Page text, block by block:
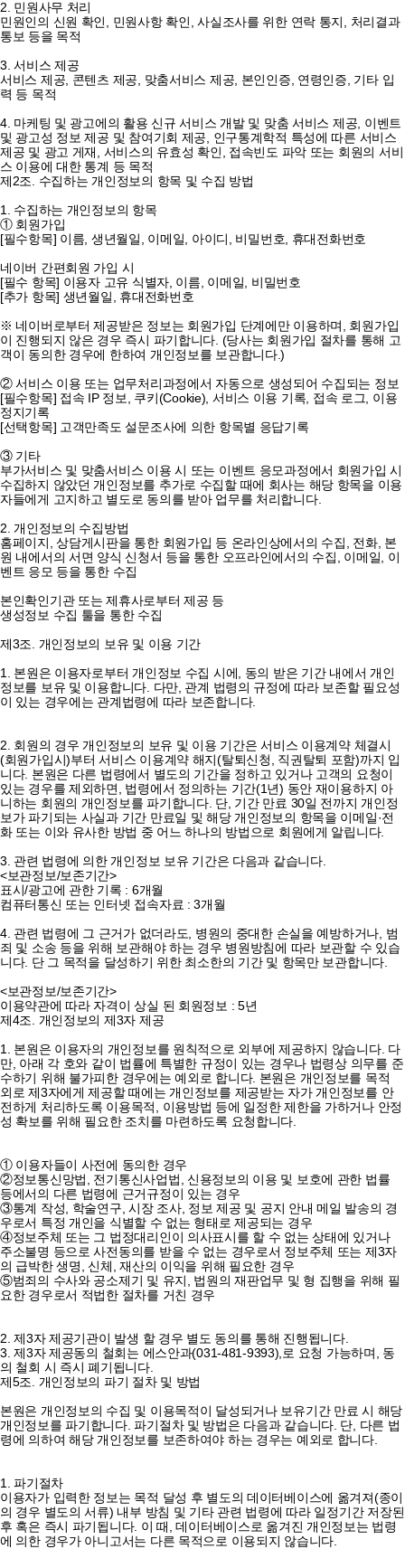
2. 민원사무 처리
민원인의 신원 확인, 민원사항 확인, 사실조사를 위한 연락 통지, 처리결과
통보 등을 목적
3. 서비스 제공
서비스 제공, 콘텐츠 제공, 맞춤서비스 제공, 본인인증, 연령인증, 기타 입
력 등 목적
4. 마케팅 및 광고에의 활용 신규 서비스 개발 및 맞춤 서비스 제공, 이벤트
및 광고성 정보 제공 및 참여기회 제공, 인구통계학적 특성에 따른 서비스
제공 및 광고 게재, 서비스의 유효성 확인, 접속빈도 파악 또는 회원의 서비
스 이용에 대한 통계 등 목적
제2조. 수집하는 개인정보의 항목 및 수집 방법
1. 수집하는 개인정보의 항목
① 회원가입
[필수항목] 이름, 생년월일, 이메일, 아이디, 비밀번호, 휴대전화번호
네이버 간편회원 가입 시
[필수 항목] 이용자 고유 식별자, 이름, 이메일, 비밀번호
[추가 항목] 생년월일, 휴대전화번호
※ 네이버로부터 제공받은 정보는 회원가입 단계에만 이용하며, 회원가입
이 진행되지 않은 경우 즉시 파기합니다. (당사는 회원가입 절차를 통해 고
객이 동의한 경우에 한하여 개인정보를 보관합니다.)
② 서비스 이용 또는 업무처리과정에서 자동으로 생성되어 수집되는 정보
[필수항목] 접속 IP 정보, 쿠키(Cookie), 서비스 이용 기록, 접속 로그, 이용
정지기록
[선택항목] 고객만족도 설문조사에 의한 항목별 응답기록
③ 기타
부가서비스 및 맞춤서비스 이용 시 또는 이벤트 응모과정에서 회원가입 시
수집하지 않았던 개인정보를 추가로 수집할 때에 회사는 해당 항목을 이용
자들에게 고지하고 별도로 동의를 받아 업무를 처리합니다.
2. 개인정보의 수집방법
홈페이지, 상담게시판을 통한 회원가입 등 온라인상에서의 수집, 전화, 본
원 내에서의 서면 양식 신청서 등을 통한 오프라인에서의 수집, 이메일, 이
벤트 응모 등을 통한 수집
본인확인기관 또는 제휴사로부터 제공 등
생성정보 수집 툴을 통한 수집
제3조. 개인정보의 보유 및 이용 기간
1. 본원은 이용자로부터 개인정보 수집 시에, 동의 받은 기간 내에서 개인
정보를 보유 및 이용합니다. 다만, 관계 법령의 규정에 따라 보존할 필요성
이 있는 경우에는 관계법령에 따라 보존합니다.
2. 회원의 경우 개인정보의 보유 및 이용 기간은 서비스 이용계약 체결시
(회원가입시)부터 서비스 이용계약 해지(탈퇴신청, 직권탈퇴 포함)까지 입
니다. 본원은 다른 법령에서 별도의 기간을 정하고 있거나 고객의 요청이
있는 경우를 제외하면, 법령에서 정의하는 기간(1년) 동안 재이용하지 아
니하는 회원의 개인정보를 파기합니다. 단, 기간 만료 30일 전까지 개인정
보가 파기되는 사실과 기간 만료일 및 해당 개인정보의 항목을 이메일·전
화 또는 이와 유사한 방법 중 어느 하나의 방법으로 회원에게 알립니다.
3. 관련 법령에 의한 개인정보 보유 기간은 다음과 같습니다.
<보관정보/보존기간>
표시/광고에 관한 기록 : 6개월
컴퓨터통신 또는 인터넷 접속자료 : 3개월
4. 관련 법령에 그 근거가 없더라도, 병원의 중대한 손실을 예방하거나, 범
죄 및 소송 등을 위해 보관해야 하는 경우 병원방침에 따라 보관할 수 있습
니다. 단 그 목적을 달성하기 위한 최소한의 기간 및 항목만 보관합니다.
<보관정보/보존기간>
이용약관에 따라 자격이 상실 된 회원정보 : 5년
제4조. 개인정보의 제3자 제공
1. 본원은 이용자의 개인정보를 원칙적으로 외부에 제공하지 않습니다. 다
만, 아래 각 호와 같이 법률에 특별한 규정이 있는 경우나 법령상 의무를 준
수하기 위해 불가피한 경우에는 예외로 합니다. 본원은 개인정보를 목적
외로 제3자에게 제공할 때에는 개인정보를 제공받는 자가 개인정보를 안
전하게 처리하도록 이용목적, 이용방법 등에 일정한 제한을 가하거나 안정
성 확보를 위해 필요한 조치를 마련하도록 요청합니다.
① 이용자들이 사전에 동의한 경우
②정보통신망법, 전기통신사업법, 신용정보의 이용 및 보호에 관한 법률
등에서의 다른 법령에 근거규정이 있는 경우
③통계 작성, 학술연구, 시장 조사, 정보 제공 및 공지 안내 메일 발송의 경
우로서 특정 개인을 식별할 수 없는 형태로 제공되는 경우
④정보주체 또는 그 법정대리인이 의사표시를 할 수 없는 상태에 있거나
주소불명 등으로 사전동의를 받을 수 없는 경우로서 정보주체 또는 제3자
의 급박한 생명, 신체, 재산의 이익을 위해 필요한 경우
⑤범죄의 수사와 공소제기 및 유지, 법원의 재판업무 및 형 집행을 위해 필
요한 경우로서 적법한 절차를 거친 경우
2. 제3자 제공기관이 발생 할 경우 별도 동의를 통해 진행됩니다.
3. 제3자 제공동의 철회는 에스안과(031-481-9393),로 요청 가능하며, 동
의 철회 시 즉시 폐기됩니다.
제5조. 개인정보의 파기 절차 및 방법
본원은 개인정보의 수집 및 이용목적이 달성되거나 보유기간 만료 시 해당
개인정보를 파기합니다. 파기절차 및 방법은 다음과 같습니다. 단, 다른 법
령에 의하여 해당 개인정보를 보존하여야 하는 경우는 예외로 합니다.
1. 파기절차
이용자가 입력한 정보는 목적 달성 후 별도의 데이터베이스에 옮겨져(종이
의 경우 별도의 서류) 내부 방침 및 기타 관련 법령에 따라 일정기간 저장된
후 혹은 즉시 파기됩니다. 이 때, 데이터베이스로 옮겨진 개인정보는 법령
에 의한 경우가 아니고서는 다른 목적으로 이용되지 않습니다.